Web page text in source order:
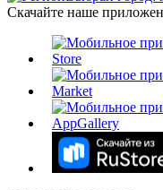
Скачайте наше